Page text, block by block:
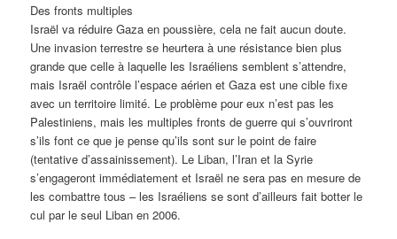
Des fronts multiples
Israël va réduire Gaza en poussière, cela ne fait aucun doute.
Une invasion terrestre se heurtera à une résistance bien plus
grande que celle à laquelle les Israéliens semblent s’attendre,
mais Israël contrôle l’espace aérien et Gaza est une cible fixe
avec un territoire limité. Le problème pour eux n’est pas les
Palestiniens, mais les multiples fronts de guerre qui s’ouvriront
s’ils font ce que je pense qu’ils sont sur le point de faire
(tentative d’assainissement). Le Liban, l’Iran et la Syrie
s’engageront immédiatement et Israël ne sera pas en mesure de
les combattre tous – les Israéliens se sont d’ailleurs fait botter le
cul par le seul Liban en 2006.